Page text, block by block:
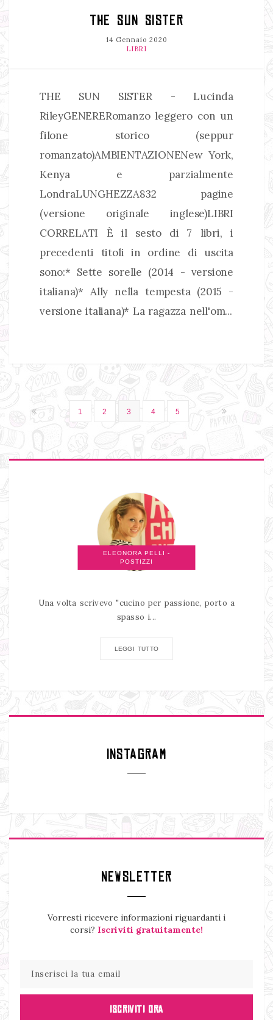
THE SUN SISTER
14 Gennaio 2020
LIBRI
THE SUN SISTER - Lucinda
RileyGENERERomanzo leggero con un
filone storico (seppur
romanzato)AMBIENTAZIONENew York,
Kenya e parzialmente
LondraLUNGHEZZA832 pagine
(versione originale inglese)LIBRI
CORRELATI È il sesto di 7 libri, i
precedenti titoli in ordine di uscita
sono:* Sette sorelle (2014 - versione
italiana)* Ally nella tempesta (2015 -
versione italiana)* La ragazza nell'om...
1 2 3 4 5
ELEONORA PELLI -
POSTIZZI
Una volta scrivevo "cucino per passione, porto a
spasso i...
LEGGI TUTTO
INSTAGRAM
NEWSLETTER
Vorresti ricevere informazioni riguardanti i
corsi? Iscriviti gratuitamente!
ISCRIVITI ORA